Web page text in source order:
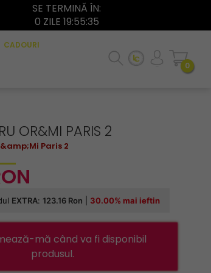
SE TERMINĂ ÎN:
0 ZILE 19:55:34
CADOURI
0
OR&MI PARIS 2
Paris 2
mă când va fi disponibil
produsul.